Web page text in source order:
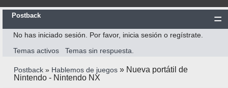
Postback
Inicio
Postback
Reglas
No has iniciado sesión.
Por favor, inicia sesión o regístrate.
Temas activos
Temas sin respuesta.
Postback » Hablemos de juegos » Nueva portátil de
Nintendo - Nintendo NX